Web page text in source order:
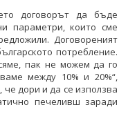
договорът да бъде
параметри, които сме
Договореният
потребление.
пак не можем да го
между 10% и 20%“,
дори и да се използва
печеливш заради